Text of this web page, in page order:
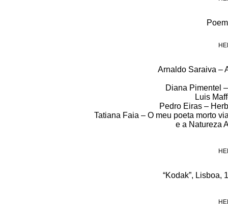
Arnaldo Saraiva –
Diana Pimentel
Luis
Pedro Eiras –
Tatiana Faia – O meu poeta morto
e a Natureza
“Kodak”, Lisboa,